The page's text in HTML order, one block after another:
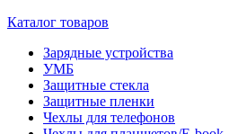
Каталог товаров
Зарядные устройства
УМБ
Защитные стекла
Защитные пленки
Чехлы для телефонов